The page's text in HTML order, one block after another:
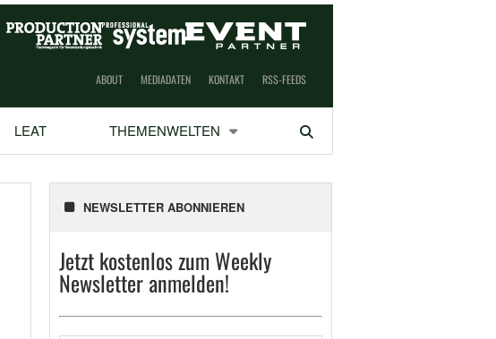
ABOUT MEDIADATEN KONTAKT RSS-FEEDS
LEAT THEMENWELTEN Suchen
NEWSLETTER ABONNIEREN
Jetzt kostenlos zum Weekly
Newsletter anmelden!